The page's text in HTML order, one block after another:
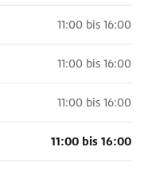
11:00 bis 16:00
11:00 bis 16:00
11:00 bis 16:00
11:00 bis 16:00